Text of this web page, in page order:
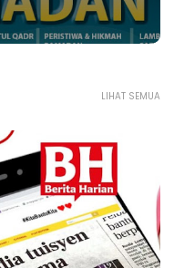
LIHAT SEMUA